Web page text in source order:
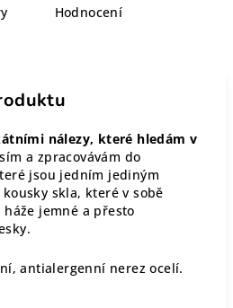
Hodnocení
nálezy, které hledám v
a zpracovávám do
jsou jedním jediným
skla, které v sobě
jemné a přesto
antialergenní nerez ocelí.